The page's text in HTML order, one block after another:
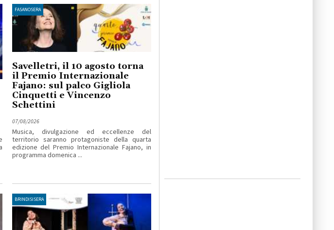
FASANOSERA
Savelletri, il 10 agosto torna
il Premio Internazionale
Fajano: sul palco Gigliola
Cinquetti e Vincenzo
Schettini
07/08/2026
Musica, divulgazione ed eccellenze del
territorio saranno protagoniste della quarta
edizione del Premio Internazionale Fajano, in
programma domenica ...
BRINDISISERA